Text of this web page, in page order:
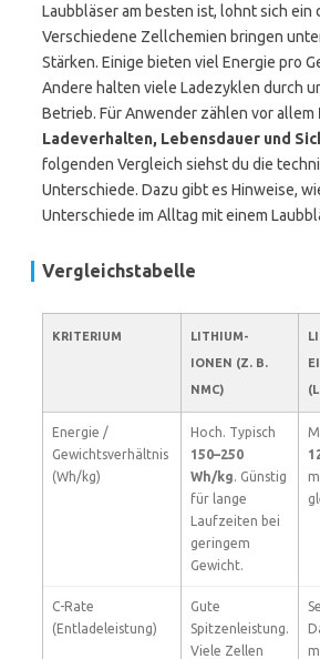
Laubbläser am besten ist, lohnt sich ein
Verschiedene Zellchemien bringen
Stärken. Einige bieten viel Energie pro
Andere halten viele Ladezyklen durch
Betrieb. Für Anwender zählen vor allem
Ladeverhalten, Lebensdauer und
folgenden Vergleich siehst du die
Unterschiede. Dazu gibt es Hinweise,
Unterschiede im Alltag mit einem
Vergleichstabelle
KRITERIUM
LITHIUM-
IONEN (Z. B.
NMC)
Energie /
Gewichtsverhältnis
(Wh/kg)
Hoch. Typisch
150–250
Wh/kg. Günstig
für lange
Laufzeiten bei
geringem
Gewicht.
C-Rate
(Entladeleistung)
Gute
Spitzenleistung.
Viele Zellen